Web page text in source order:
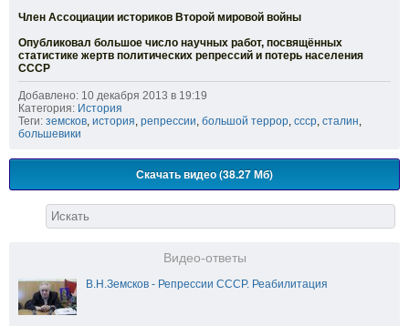
Член Ассоциации историков Второй мировой войны
Опубликовал большое число научных работ, посвящённых
статистике жертв политических репрессий и потерь населения
СССР
Добавлено: 10 декабря 2013 в 19:19
Категория: История
Теги: земсков, история, репрессии, большой террор, ссср, сталин,
большевики
Скачать видео (38.27 Мб)
Видео-ответы
В.Н.Земсков - Репрессии СССР. Реабилитация